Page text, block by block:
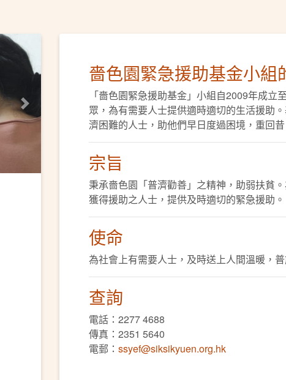
Next
嗇色園緊急援助基金小組
「嗇色園緊急援助基金」小組自2009年成
眾，為有需要人士提供適時適切的生活援助
濟困難的人士，助他們早日度過困境，重回
宗旨
秉承嗇色園「普濟勸善」之精神，助弱扶貧
獲得援助之人士，提供及時適切的緊急援助。
使命
為社會上有需要人士，及時送上人間溫暖，
查詢
電話：2277 4688
傳真：2351 5640
電郵： ssyef@siksikyuen.org.hk